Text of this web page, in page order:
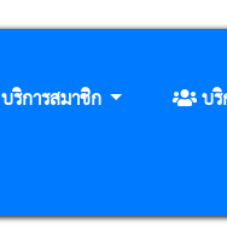
บริการสมาชิก บ